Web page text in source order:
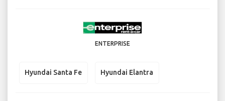
ENTERPRISE
Hyundai Santa Fe Hyundai Elantra